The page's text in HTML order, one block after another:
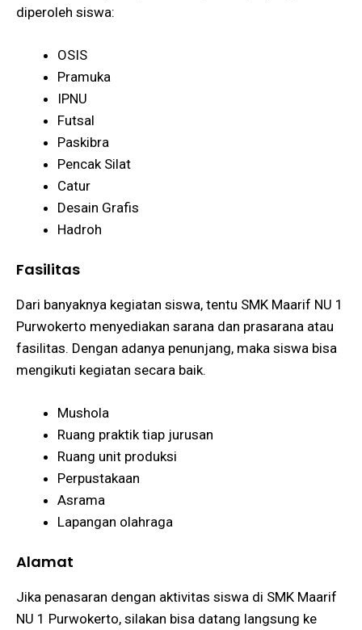
diperoleh siswa:
OSIS
Pramuka
IPNU
Futsal
Paskibra
Pencak Silat
Catur
Desain Grafis
Hadroh
Fasilitas
Dari banyaknya kegiatan siswa, tentu SMK Maarif NU 1
Purwokerto menyediakan sarana dan prasarana atau
fasilitas. Dengan adanya penunjang, maka siswa bisa
mengikuti kegiatan secara baik.
Mushola
Ruang praktik tiap jurusan
Ruang unit produksi
Perpustakaan
Asrama
Lapangan olahraga
Alamat
Jika penasaran dengan aktivitas siswa di SMK Maarif
NU 1 Purwokerto, silakan bisa datang langsung ke